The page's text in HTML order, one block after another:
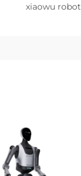
xiaowu robot